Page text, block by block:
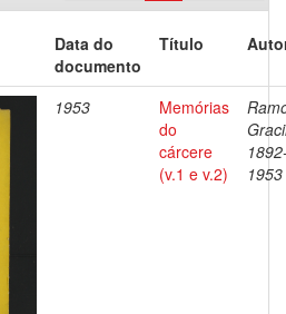
Data do
documento
Título
1953
Memórias
do
cárcere
(v.1 e v.2)
1953